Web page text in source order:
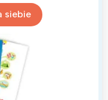
siebie